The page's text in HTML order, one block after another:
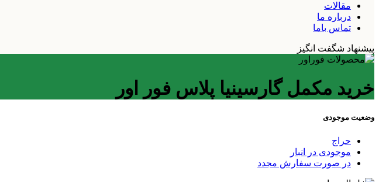
مقالات
درباره ما
تماس باما
پیشنهاد شگفت انگیز
خرید مکمل گارسینیا پلاس فور اور
وضعیت موجودی
حراج
موجودی در انبار
در صورت سفارش مجدد